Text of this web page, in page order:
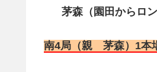
茅森（園田からロ
南4局（親 茅森）1本